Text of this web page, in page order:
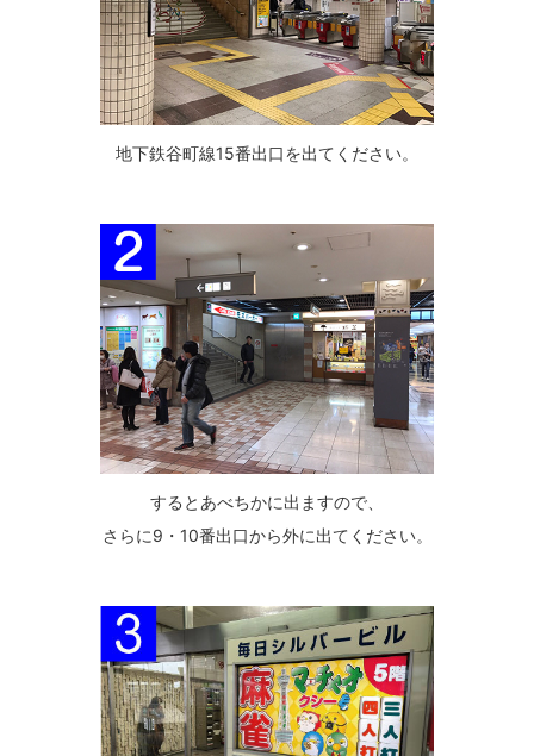
地下鉄谷町線15番出口を出てください。
するとあべちかに出ますので、
さらに9・10番出口から外に出てください。